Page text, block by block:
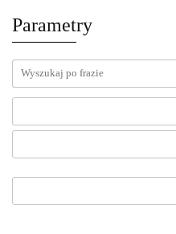
Parametry